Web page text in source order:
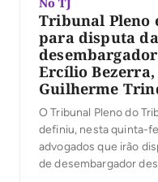
Tribunal Pleno
para disputa
Ercílio
Guilherme
O Tribunal Pleno do
definiu, nesta quinta-
advogados que irão
de desembargador